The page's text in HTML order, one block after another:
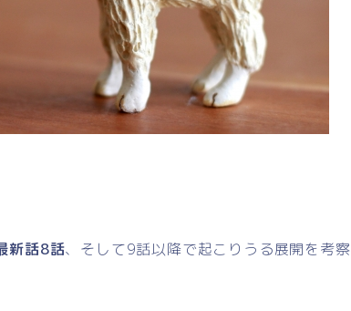
新話8話、そして9話以降で起こりうる展開を考察